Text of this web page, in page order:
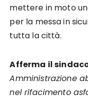
mettere in moto
per la messa in
tutta la città.
Afferma il
Amministrazione
nel rifacimento